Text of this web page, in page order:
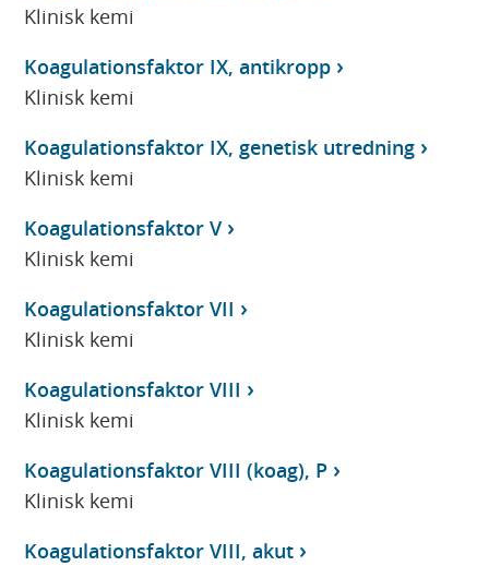
Klinisk kemi
Koagulationsfaktor IX, antikropp
Klinisk kemi
Koagulationsfaktor IX, genetisk utredning
Klinisk kemi
Koagulationsfaktor V
Klinisk kemi
Koagulationsfaktor VII
Klinisk kemi
Koagulationsfaktor VIII
Klinisk kemi
Koagulationsfaktor VIII (koag), P
Klinisk kemi
Koagulationsfaktor VIII, akut